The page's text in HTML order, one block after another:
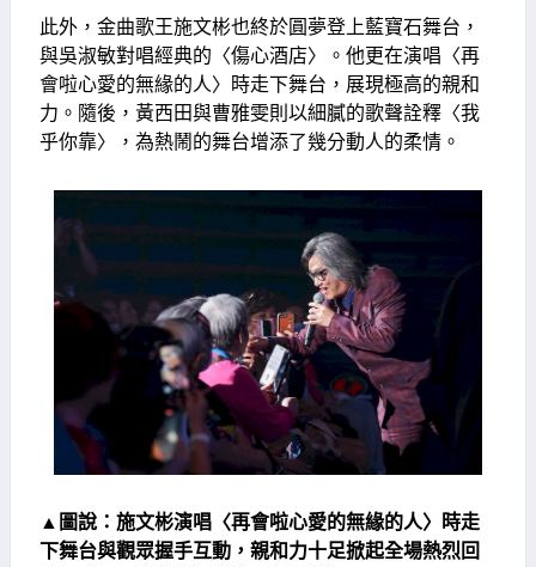
此外，金曲歌王施文彬也終於圓夢登上藍寶石舞台，
與吳淑敏對唱經典的〈傷心酒店〉。他更在演唱〈再
會啦心愛的無緣的人〉時走下舞台，展現極高的親和
力。隨後，黃西田與曹雅雯則以細膩的歌聲詮釋〈我
乎你靠〉，為熱鬧的舞台增添了幾分動人的柔情。
▲圖說：施文彬演唱〈再會啦心愛的無緣的人〉時走
下舞台與觀眾握手互動，親和力十足掀起全場熱烈回